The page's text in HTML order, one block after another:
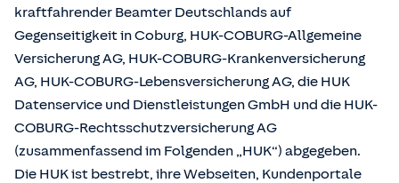
kraftfahrender Beamter Deutschlands auf
Gegenseitigkeit in Coburg, HUK-COBURG-Allgemeine
Versicherung AG, HUK-COBURG-Krankenversicherung
AG, HUK-COBURG-Lebensversicherung AG, die HUK
Datenservice und Dienstleistungen GmbH und die HUK-
COBURG-Rechtsschutzversicherung AG
(zusammenfassend im Folgenden „HUK“) abgegeben.
Die HUK ist bestrebt, ihre Webseiten, Kundenportale